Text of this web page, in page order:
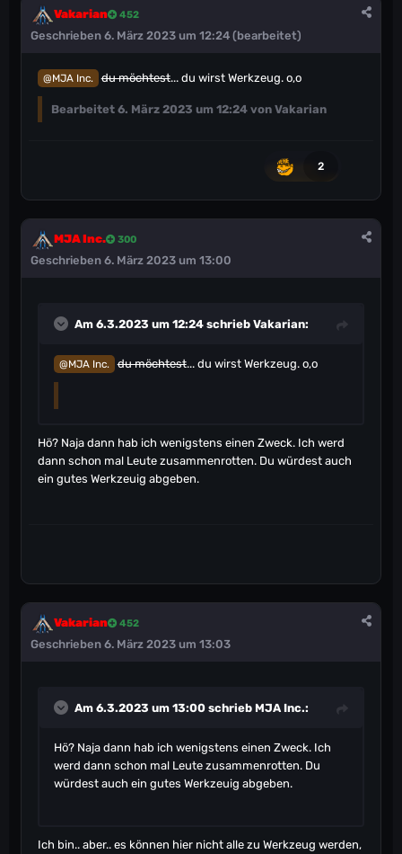
Vakarian 452
Geschrieben 6. März 2023 um 12:24 (bearbeitet)
@MJA Inc. du möchtest... du wirst Werkzeug. o,o
Bearbeitet 6. März 2023 um 12:24 von Vakarian
2
MJA Inc. 300
Geschrieben 6. März 2023 um 13:00
Am 6.3.2023 um 12:24 schrieb Vakarian:
@MJA Inc. du möchtest... du wirst Werkzeug. o,o
Hö? Naja dann hab ich wenigstens einen Zweck. Ich werd
dann schon mal Leute zusammenrotten. Du würdest auch
ein gutes Werkzeuig abgeben.
Vakarian 452
Geschrieben 6. März 2023 um 13:03
Am 6.3.2023 um 13:00 schrieb MJA Inc.:
Hö? Naja dann hab ich wenigstens einen Zweck. Ich
werd dann schon mal Leute zusammenrotten. Du
würdest auch ein gutes Werkzeuig abgeben.
Ich bin.. aber.. es können hier nicht alle zu Werkzeug werden,